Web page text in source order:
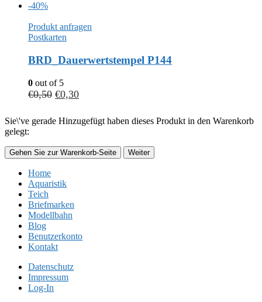
-40%
Produkt anfragen
Postkarten
BRD_Dauerwertstempel P144
0 out of 5
€0,50 €0,30
Sie\'ve gerade Hinzugefügt haben dieses Produkt in den Warenkorb
gelegt:
Gehen Sie zur Warenkorb-Seite Weiter
Home
Aquaristik
Teich
Briefmarken
Modellbahn
Blog
Benutzerkonto
Kontakt
Datenschutz
Impressum
Log-In